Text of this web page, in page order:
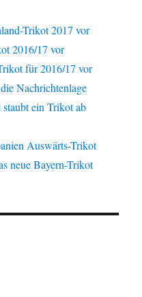
Trikot 2017 vor
2016/17 vor
für 2016/17 vor
Nachrichtenlage
ein Trikot ab
Auswärts-Trikot
neue Bayern-Trikot